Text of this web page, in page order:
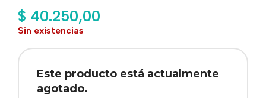
$ 40.250,00
Sin existencias
Este producto está actualmente
agotado.